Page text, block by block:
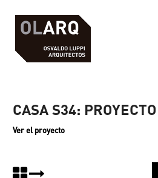
CASA S34:
Ver el proyecto